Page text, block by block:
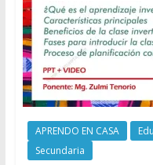
APRENDO EN CASA
Secundaria